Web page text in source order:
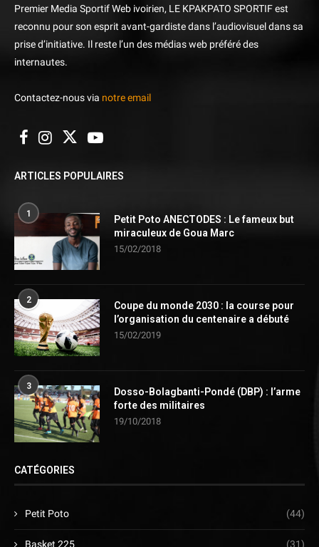
Premier Media Sportif Web ivoirien, LE KPAKPATO SPORTIF est
reconnu pour son esprit avant-gardiste dans l’audiovisuel dans sa
prise d’initiative. Il reste l’un des médias web préféré des
internautes.
Contactez-nous via notre email
ARTICLES POPULAIRES
1
Petit Poto ANECTODES : Le fameux but
miraculeux de Goua Marc
15/02/2018
2
Coupe du monde 2030 : la course pour
l’organisation du centenaire a débuté
15/02/2019
3
Dosso-Bolagbanti-Pondé (DBP) : l’arme
forte des militaires
19/10/2018
CATÉGORIES
Petit Poto (44)
Basket 225 (31)